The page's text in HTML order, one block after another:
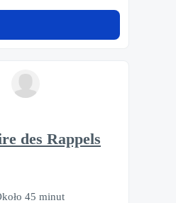
des Rappels
45 minut